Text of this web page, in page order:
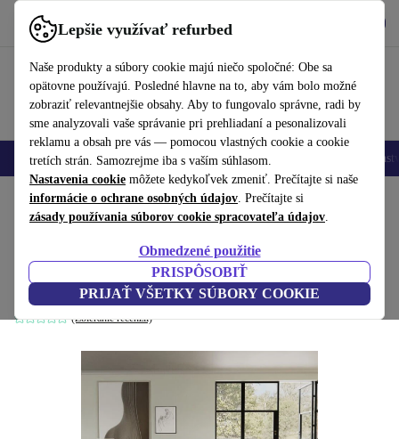
Lepšie využívať refurbed
Naše produkty a súbory cookie majú niečo spoločné: Obe sa
opätovne používajú. Posledné hlavne na to, aby vám bolo možné
zobraziť relevantnejšie obsahy. Aby to fungovalo správne, radi by
sme analyzovali vaše správanie pri prehliadaní a pesonalizovali
reklamu a obsah pre vás — pomocou vlastných cookie a cookie
tretích strán. Samozrejme iba s vaším súhlasom.
Nastavenia cookie môžete kedykoľvek zmeniť. Prečítajte si naše
informácie o ochrane osobných údajov. Prečítajte si
zásady používania súborov cookie spracovateľa údajov.
Obmedzené použitie
PRISPÔSOBIŤ
PRIJAŤ VŠETKY SÚBORY COOKIE
používať refurbed rýchlo a jednoducho
Mobilné telefóny Laptopy Tablety Inteligentné hodinky
Domov Produkty Domácnosť Nábytok
Douglas pohovka pravá recamiere Free
Sage
olive_green
(Zbieranie recenzií)